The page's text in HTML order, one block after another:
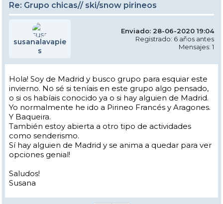
Re: Grupo chicas// ski/snow pirineos
susanalavapie
s
Enviado: 28-06-2020 19:04
Registrado: 6 años antes
Mensajes: 1
Hola! Soy de Madrid y busco grupo para esquiar este
invierno. No sé si teníais en este grupo algo pensado,
o si os habíais conocido ya o si hay alguien de Madrid.
Yo normalmente he ido a Pirineo Francés y Aragones.
Y Baqueira.
También estoy abierta a otro tipo de actividades
como senderismo.
Sí hay alguien de Madrid y se anima a quedar para ver
opciones genial!
Saludos!
Susana